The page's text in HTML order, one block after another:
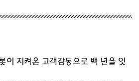
이 지켜온 고객감동으로 백 년을 잇